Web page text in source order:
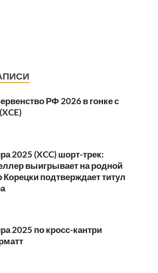
РФ 2026 в гонке с
2025 (XCC) шорт-трек:
выигрывает на родной
Корецки подтверждает титул
2025 по кросс-кантри